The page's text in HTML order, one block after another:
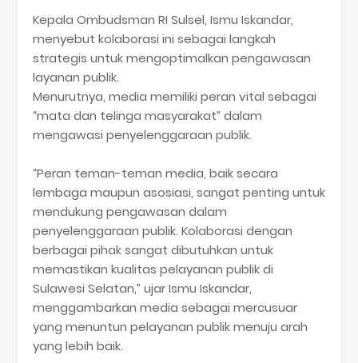
Kepala Ombudsman RI Sulsel, Ismu Iskandar,
menyebut kolaborasi ini sebagai langkah
strategis untuk mengoptimalkan pengawasan
layanan publik.
Menurutnya, media memiliki peran vital sebagai
“mata dan telinga masyarakat” dalam
mengawasi penyelenggaraan publik.
“Peran teman-teman media, baik secara
lembaga maupun asosiasi, sangat penting untuk
mendukung pengawasan dalam
penyelenggaraan publik. Kolaborasi dengan
berbagai pihak sangat dibutuhkan untuk
memastikan kualitas pelayanan publik di
Sulawesi Selatan,” ujar Ismu Iskandar,
menggambarkan media sebagai mercusuar
yang menuntun pelayanan publik menuju arah
yang lebih baik.